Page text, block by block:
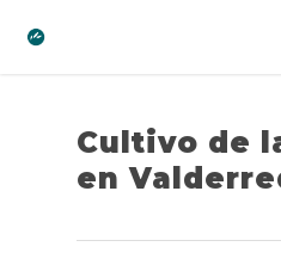
Cultivo de
en